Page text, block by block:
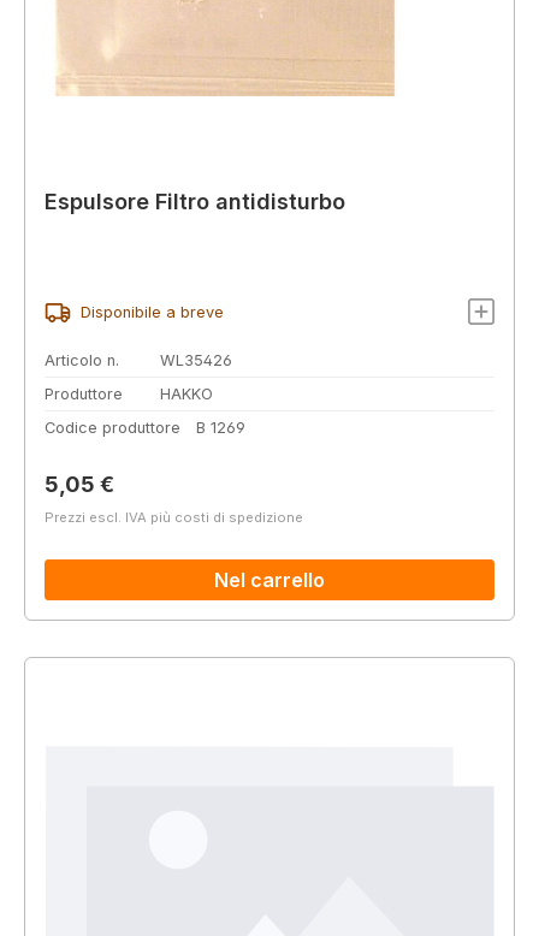
Espulsore Filtro antidisturbo
Disponibile a breve
Articolo n.
WL35426
Produttore
HAKKO
Codice produttore
B 1269
Prezzo normale:
5,05 €
Prezzi escl. IVA più costi di spedizione
Nel carrello